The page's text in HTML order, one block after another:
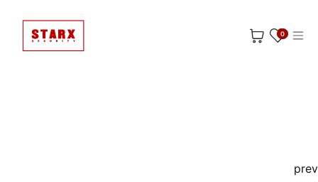
0
prev